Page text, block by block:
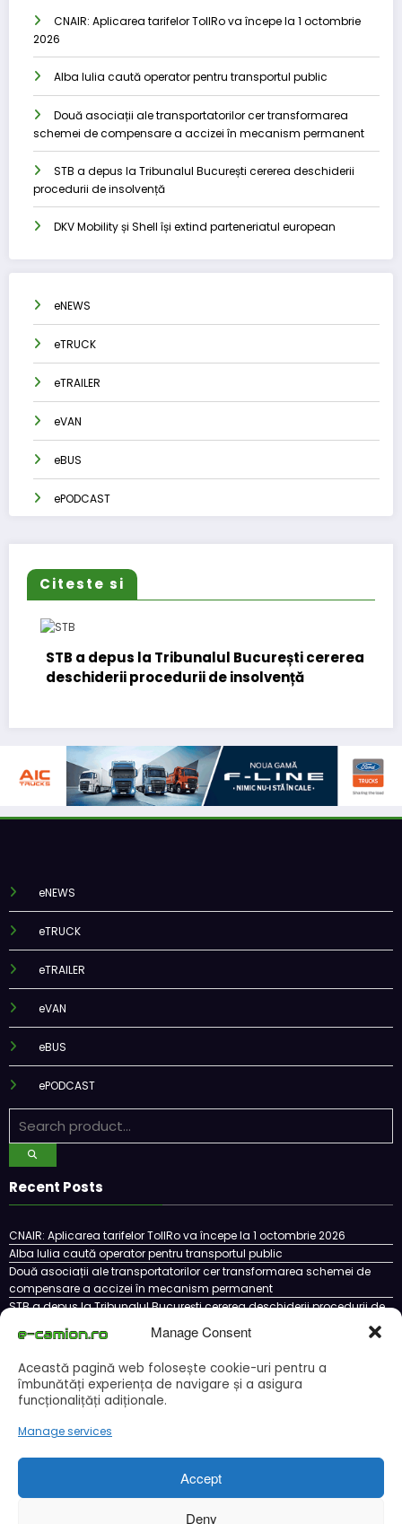
Manage Consent
Această pagină web folosește cookie-uri pentru a
îmbunătăți experiența de navigare și a asigura
funcționalițăți adiționale.
Manage services
Accept
Deny
CNAIR: Aplicarea tarifelor TollRo va începe la 1 octombrie
2026
Alba Iulia caută operator pentru transportul public
Două asociații ale transportatorilor cer transformarea
schemei de compensare a accizei în mecanism permanent
STB a depus la Tribunalul București cererea deschiderii
procedurii de insolvență
DKV Mobility și Shell își extind parteneriatul european
eNEWS
eTRUCK
eTRAILER
eVAN
eBUS
ePODCAST
Citeste si
STB a depus la Tribunalul București cererea
deschiderii procedurii de insolvență
eNEWS
eTRUCK
eTRAILER
eVAN
eBUS
ePODCAST
Recent Posts
CNAIR: Aplicarea tarifelor TollRo va începe la 1 octombrie 2026
Alba Iulia caută operator pentru transportul public
Două asociații ale transportatorilor cer transformarea schemei de
compensare a accizei în mecanism permanent
STB a depus la Tribunalul București cererea deschiderii procedurii de
DKV Mobility și Shell își extind parteneriatul european
Politica de confidentialitate
Copyright © 2024 by E-CAMION.RO MEDIA Toate drepturile sunt rezervate |